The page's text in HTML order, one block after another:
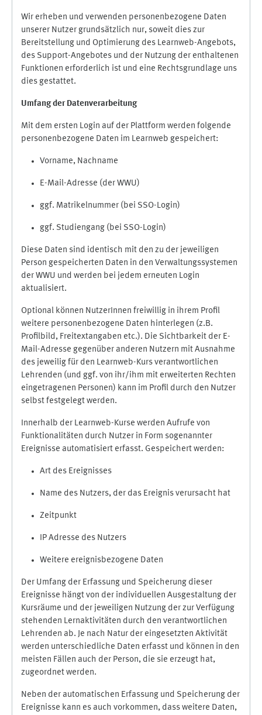
Wir erheben und verwenden personenbezogene Daten
unserer Nutzer grundsätzlich nur, soweit dies zur
Bereitstellung und Optimierung des Learnweb-Angebots,
des Support-Angebotes und der Nutzung der enthaltenen
Funktionen erforderlich ist und eine Rechtsgrundlage uns
dies gestattet.
Umfang der Datenverarbeitung
Mit dem ersten Login auf der Plattform werden folgende
personenbezogene Daten im Learnweb gespeichert:
Vorname, Nachname
E-Mail-Adresse (der WWU)
ggf. Matrikelnummer (bei SSO-Login)
ggf. Studiengang (bei SSO-Login)
Diese Daten sind identisch mit den zu der jeweiligen
Person gespeicherten Daten in den Verwaltungssystemen
der WWU und werden bei jedem erneuten Login
aktualisiert.
Optional können NutzerInnen freiwillig in ihrem Profil
weitere personenbezogene Daten hinterlegen (z.B.
Profilbild, Freitextangaben etc.). Die Sichtbarkeit der E-
Mail-Adresse gegenüber anderen Nutzern mit Ausnahme
des jeweilig für den Learnweb-Kurs verantwortlichen
Lehrenden (und ggf. von ihr/ihm mit erweiterten Rechten
eingetragenen Personen) kann im Profil durch den Nutzer
selbst festgelegt werden.
Innerhalb der Learnweb-Kurse werden Aufrufe von
Funktionalitäten durch Nutzer in Form sogenannter
Ereignisse automatisiert erfasst. Gespeichert werden:
Art des Ereignisses
Name des Nutzers, der das Ereignis verursacht hat
Zeitpunkt
IP Adresse des Nutzers
Weitere ereignisbezogene Daten
Der Umfang der Erfassung und Speicherung dieser
Ereignisse hängt von der individuellen Ausgestaltung der
Kursräume und der jeweiligen Nutzung der zur Verfügung
stehenden Lernaktivitäten durch den verantwortlichen
Lehrenden ab. Je nach Natur der eingesetzten Aktivität
werden unterschiedliche Daten erfasst und können in den
meisten Fällen auch der Person, die sie erzeugt hat,
zugeordnet werden.
Neben der automatischen Erfassung und Speicherung der
Ereignisse kann es auch vorkommen, dass weitere Daten,